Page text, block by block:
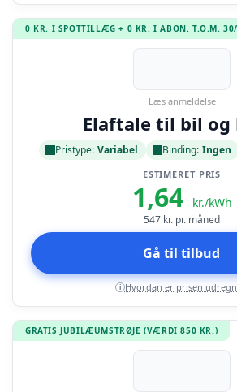
0 KR. I SPOTTILLÆG + 0 KR. I ABON. T.O.M.
Læs anmeldelse
Elaftale til bil og
Pristype: Variabel Binding: Ingen
ESTIMERET PRIS
1,64 kr./kWh
547 kr. pr. måned
Gå til tilbud
i Hvordan er prisen
GRATIS JUBILÆUMSTRØJE (VÆRDI 850 KR.)